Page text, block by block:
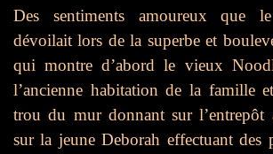
Des sentiments amoureux que
dévoilait lors de la superbe et
qui montre d’abord le vieux
l’ancienne habitation de la famille
trou du mur donnant sur l’entrepôt
sur la jeune Deborah effectuant des